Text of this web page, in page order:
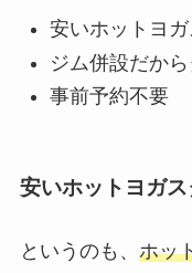
安いホットヨ
ジム併設だか
事前予約不要
安いホットヨガ
というのも、 ホッ